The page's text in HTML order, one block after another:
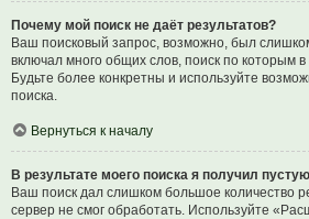
Почему мой поиск не даёт результатов?
Ваш поисковый запрос, возможно, был
включал много общих слов, поиск по которым
Будьте более конкретны и используйте
поиска.
Вернуться к началу
В результате моего поиска я получил
Ваш поиск дал слишком большое количество
сервер не смог обработать. Используйте